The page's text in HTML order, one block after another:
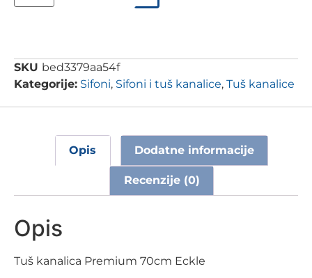
SKU bed3379aa54f
Kategorije: Sifoni, Sifoni i tuš kanalice, Tuš kanalice
Opis Dodatne informacije
Recenzije (0)
Opis
Tuš kanalica Premium 70cm Eckle